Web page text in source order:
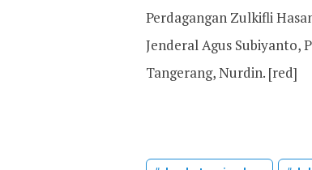
Perdagangan Zulkifli
Jenderal Agus Subiyanto,
Tangerang, Nurdin. [red]